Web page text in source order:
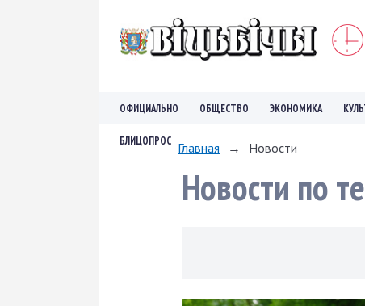
ОФИЦИАЛЬНО ОБЩЕСТВО ЭКОНОМИКА
БЛИЦОПРОС Главная → Новости
Новости по